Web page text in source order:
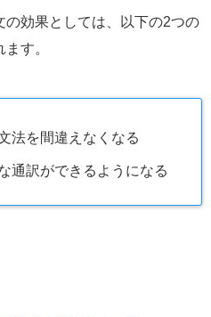
効果としては、以下の2つの
す。
法を間違えなくなる
通訳ができるようになる